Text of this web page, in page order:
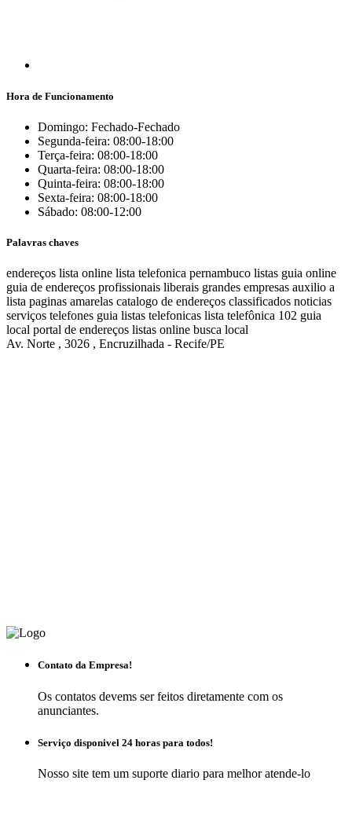
Hora de Funcionamento
Domingo: Fechado-Fechado
Segunda-feira: 08:00-18:00
Terça-feira: 08:00-18:00
Quarta-feira: 08:00-18:00
Quinta-feira: 08:00-18:00
Sexta-feira: 08:00-18:00
Sábado: 08:00-12:00
Palavras chaves
endereços lista online lista telefonica pernambuco listas guia online
guia de endereços profissionais liberais grandes empresas auxilio a
lista paginas amarelas catalogo de endereços classificados noticias
serviços telefones guia listas telefonicas lista telefônica 102 guia
local portal de endereços listas online busca local
Av. Norte , 3026 , Encruzilhada - Recife/PE
Contato da Empresa!
Os contatos devems ser feitos diretamente com os
anunciantes.
Serviço disponivel 24 horas para todos!
Nosso site tem um suporte diario para melhor atende-lo